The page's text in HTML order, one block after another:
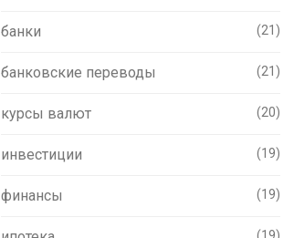
банки (21)
банковские переводы (21)
курсы валют (20)
инвестиции (19)
финансы (19)